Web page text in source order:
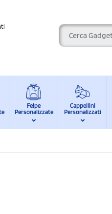
Felpe
Personalizzate
Cappellini
Personalizzati